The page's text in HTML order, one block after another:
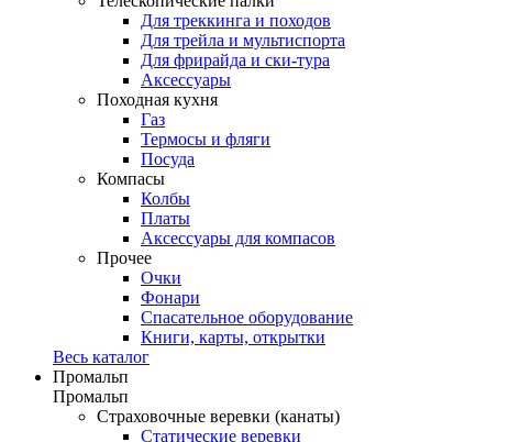
Для треккинга и походов
Для трейла и мультиспорта
Для фрирайда и ски-тура
Аксессуары
Походная кухня
Газ
Термосы и фляги
Посуда
Компасы
Колбы
Платы
Аксессуары для компасов
Прочее
Очки
Фонари
Спасательное оборудование
Книги, карты, открытки
Весь каталог
Промальп
Промальп
Страховочные веревки (канаты)
Статические веревки